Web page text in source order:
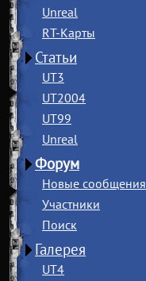
Unreal
RT-Карты
Статьи
UT3
UT2004
UT99
Unreal
Форум
Новые сообщения
Участники
Поиск
Галерея
UT4